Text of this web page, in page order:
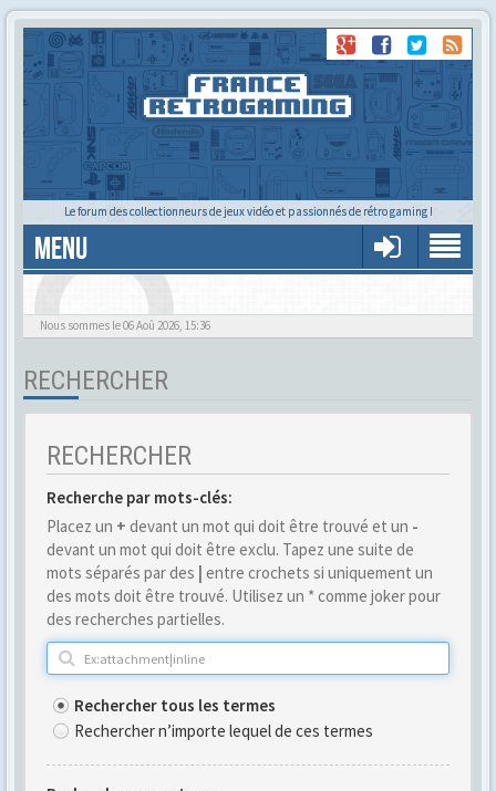
Le forum des collectionneurs de jeux vidéo et passionnés de rétro gaming !
MENU
Alors tu trouves ?
Nous sommes le 06 Aoû 2026, 15:36
RECHERCHER
RECHERCHER
Recherche par mots-clés:
Placez un + devant un mot qui doit être trouvé et un -
devant un mot qui doit être exclu. Tapez une suite de
mots séparés par des | entre crochets si uniquement un
des mots doit être trouvé. Utilisez un * comme joker pour
des recherches partielles.
Rechercher tous les termes
Rechercher n’importe lequel de ces termes